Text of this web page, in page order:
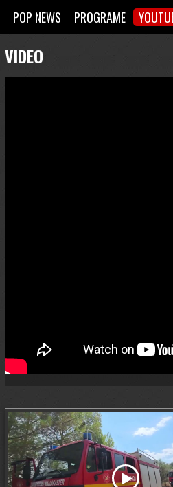
POP NEWS PROGRAME
VIDEO